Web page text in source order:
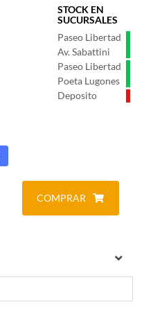
STOCK EN
SUCURSALES
Paseo Libertad
Av. Sabattini
Paseo Libertad
Poeta Lugones
Deposito
COMPRAR